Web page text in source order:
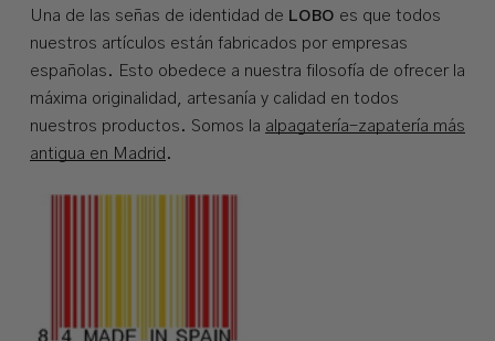
Una de las señas de identidad de LOBO es que todos
nuestros artículos están fabricados por empresas
españolas. Esto obedece a nuestra filosofía de ofrecer la
máxima originalidad, artesanía y calidad en todos
nuestros productos. Somos la alpagatería-zapatería más
antigua en Madrid .